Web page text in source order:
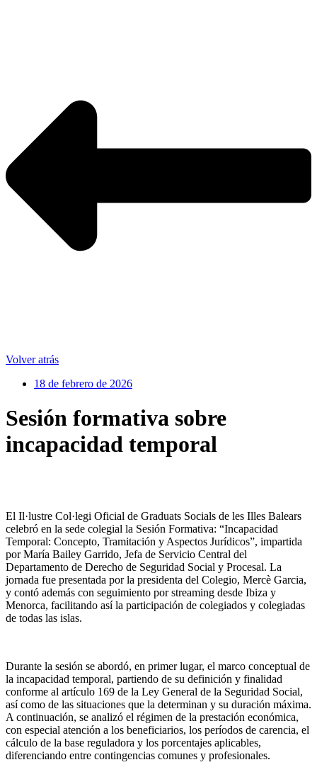
Volver atrás
18 de febrero de 2026
Sesión formativa sobre
incapacidad temporal
El Il·lustre Col·legi Oficial de Graduats Socials de les Illes Balears
celebró en la sede colegial la Sesión Formativa: “Incapacidad
Temporal: Concepto, Tramitación y Aspectos Jurídicos”, impartida
por María Bailey Garrido, Jefa de Servicio Central del
Departamento de Derecho de Seguridad Social y Procesal. La
jornada fue presentada por la presidenta del Colegio, Mercè Garcia,
y contó además con seguimiento por streaming desde Ibiza y
Menorca, facilitando así la participación de colegiados y colegiadas
de todas las islas.
Durante la sesión se abordó, en primer lugar, el marco conceptual de
la incapacidad temporal, partiendo de su definición y finalidad
conforme al artículo 169 de la Ley General de la Seguridad Social,
así como de las situaciones que la determinan y su duración máxima.
A continuación, se analizó el régimen de la prestación económica,
con especial atención a los beneficiarios, los períodos de carencia, el
cálculo de la base reguladora y los porcentajes aplicables,
diferenciando entre contingencias comunes y profesionales.